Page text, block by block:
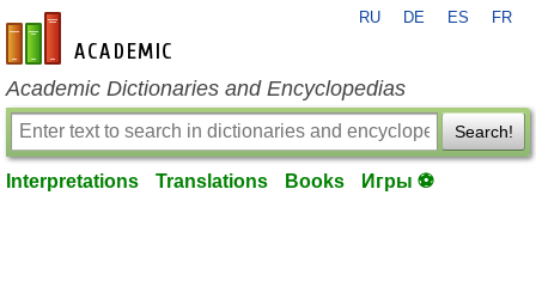
en-academic.com
RU DE ES FR
Academic Dictionaries and Encyclopedias
Search!
Interpretations Translations Books Игры ⚽